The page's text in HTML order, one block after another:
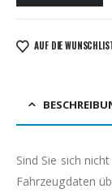
AUF DIE
Sind Sie sich
Fahrzeugdaten